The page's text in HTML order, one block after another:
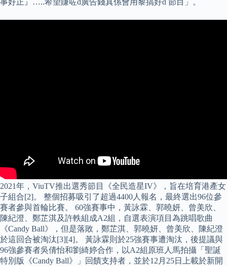
事好正』…..希望賺咗d廣告錢真係會用黎搞好d 節目」。
2021年，ViuTV推出選秀節目《全民造星IV》，旨在培育港產女
子組合[2]。 整個招募吸引了超過4400人報名，最終選出96位參
賽者參與首輪比賽。 60強賽事中，黃詠霖、郭曉妍、曾美欣、
陳紀澄、鄭芷淇及許軼組成A2組，自選表演項目為跳唱歌曲
《Candy Ball》，但是落敗，鄭芷淇、郭曉妍、曾美欣、陳紀澄
於這回合被淘汰[3][4]。 黃詠霖則於25強賽事遭淘汰，後提議與
96強參賽者吳倩怡和劉綺婷合作，以A2組原班人馬拍攝「聖誕
特別版《Candy Ball》」回饋支持者，並於12月25日上載於新開